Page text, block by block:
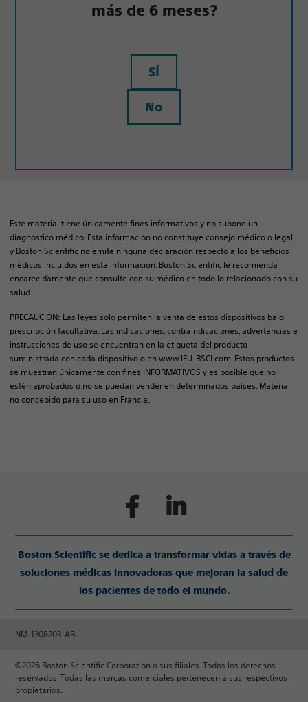
más de 6 meses?
SÍ
No
Este material tiene únicamente fines informativos y no supone un
diagnóstico médico. Esta información no constituye consejo médico o legal,
y Boston Scientific no emite ninguna declaración respecto a los beneficios
médicos incluidos en esta información. Boston Scientific le recomienda
encarecidamente que consulte con su médico en todo lo relacionado con su
salud.
PRECAUCIÓN: Las leyes solo permiten la venta de estos dispositivos bajo
prescripción facultativa. Las indicaciones, contraindicaciones, advertencias e
instrucciones de uso se encuentran en la etiqueta del producto
suministrada con cada dispositivo o en www.IFU-BSCI.com. Estos productos
se muestran únicamente con fines INFORMATIVOS y es posible que no
estén aprobados o no se puedan vender en determinados países. Material
no concebido para su uso en Francia.
Boston Scientific se dedica a transformar vidas a través de
soluciones médicas innovadoras que mejoran la salud de
los pacientes de todo el mundo.
NM-1308203-AB
©2026 Boston Scientific Corporation o sus filiales. Todos los derechos
reservados. Todas las marcas comerciales pertenecen a sus respectivos
propietarios.